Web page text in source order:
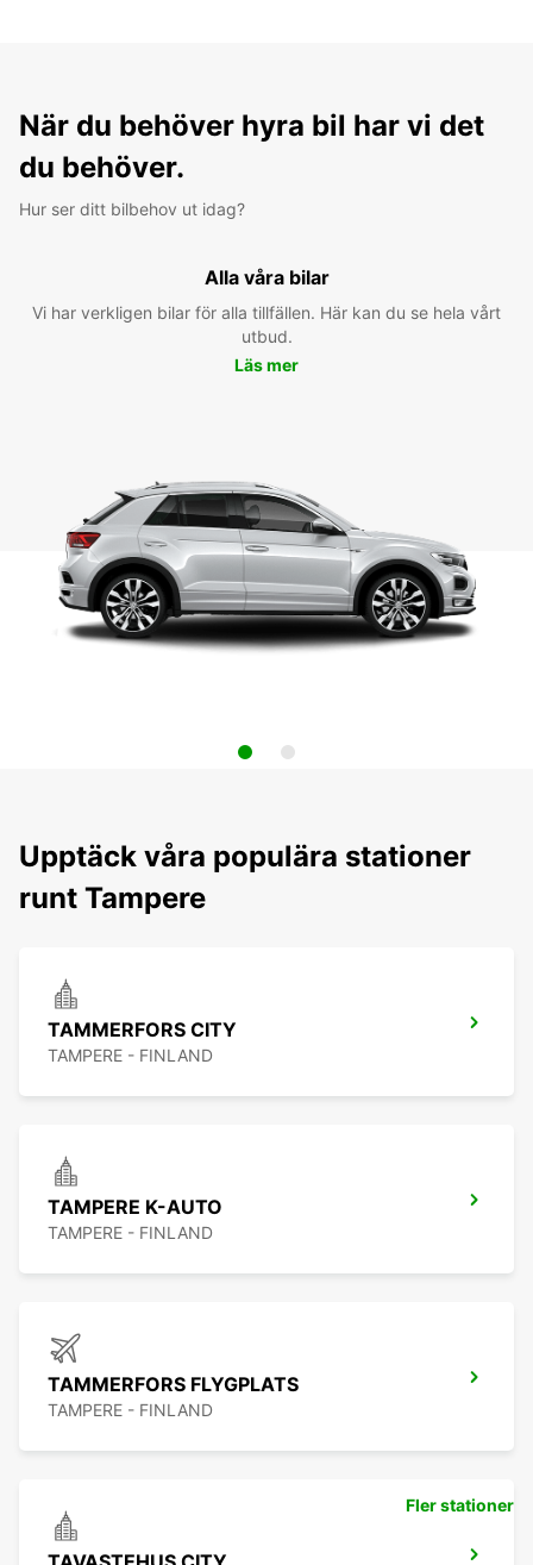
När du behöver hyra bil har vi det
du behöver.
Hur ser ditt bilbehov ut idag?
Alla våra bilar
Vi har verkligen bilar för alla tillfällen. Här kan du se hela vårt
utbud.
Läs mer
Upptäck våra populära stationer
runt Tampere
TAMMERFORS CITY
TAMPERE - FINLAND
TAMPERE K-AUTO
TAMPERE - FINLAND
TAMMERFORS FLYGPLATS
TAMPERE - FINLAND
Fler stationer